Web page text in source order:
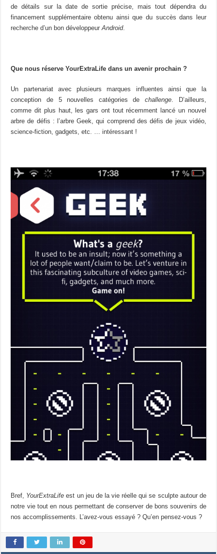
de détails sur la date de sortie précise, mais tout dépendra du
financement supplémentaire obtenu ainsi que du succès dans leur
recherche d’un bon développeurAndroid.
Que nous réserve YourExtraLife dans un avenir prochain ?
Un partenariat avec plusieurs marques influentes ainsi que la
conception de 5 nouvelles catégories dechallenge . D’ailleurs,
comme dit plus haut, les gars ont tout récemment lancé un nouvel
arbre de défis : l’arbre Geek, qui comprend des défis de jeux vidéo,
science-fiction, gadgets, etc. … intéressant !
Bref, YourExtraLife est un jeu de la vie réelle qui se sculpte autour de
notre vie tout en nous permettant de conserver de bons souvenirs de
nos accomplissements. L’avez-vous essayé ? Qu’en pensez-vous ?